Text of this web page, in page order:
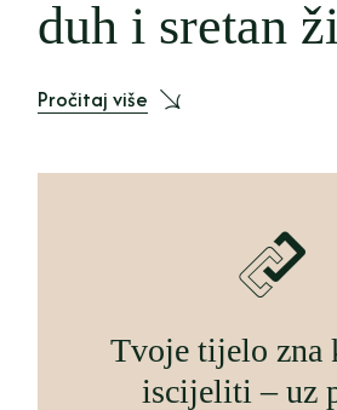
duh i sretan
Pročitaj više
Tvoje tijelo zna
iscijeliti – uz